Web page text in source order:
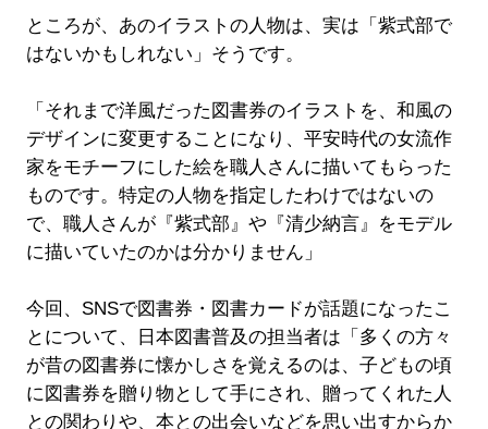
ところが、あのイラストの人物は、実は「紫式部で
はないかもしれない」そうです。
「それまで洋風だった図書券のイラストを、和風の
デザインに変更することになり、平安時代の女流作
家をモチーフにした絵を職人さんに描いてもらった
ものです。特定の人物を指定したわけではないの
で、職人さんが『紫式部』や『清少納言』をモデル
に描いていたのかは分かりません」
今回、SNSで図書券・図書カードが話題になったこ
とについて、日本図書普及の担当者は「多くの方々
が昔の図書券に懐かしさを覚えるのは、子どもの頃
に図書券を贈り物として手にされ、贈ってくれた人
との関わりや、本との出会いなどを思い出すからか